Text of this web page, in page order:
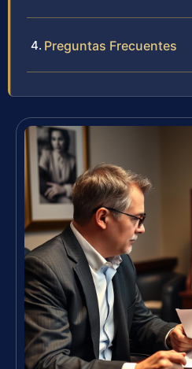
Preguntas Frecuentes